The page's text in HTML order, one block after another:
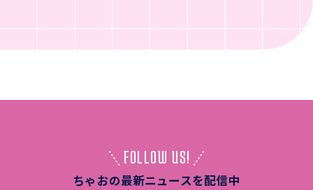
FOLLOW US!
ちゃおの最新ニュースを配信中